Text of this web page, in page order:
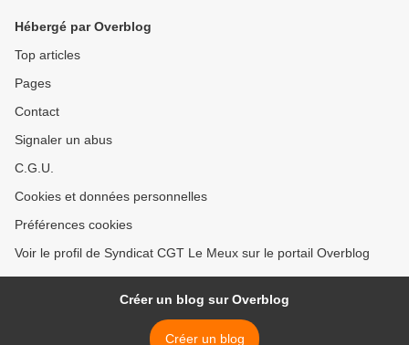
a perdu 40 % de ses
Hébergé par Overblog
Top articles
Pages
Contact
Signaler un abus
C.G.U.
Cookies et données personnelles
Préférences cookies
Voir le profil de Syndicat CGT Le Meux sur le portail Overblog
Créer un blog sur Overblog
Créer un blog